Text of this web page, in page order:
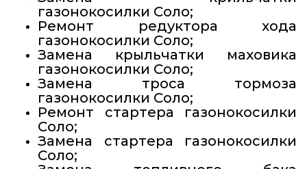
газонокосилки Соло;
Ремонт редуктора хода
газонокосилки Соло;
Замена крыльчатки маховика
газонокосилки Соло;
Замена троса тормоза
газонокосилки Соло;
Ремонт стартера газонокосилки
Соло;
Замена стартера газонокосилки
Соло;